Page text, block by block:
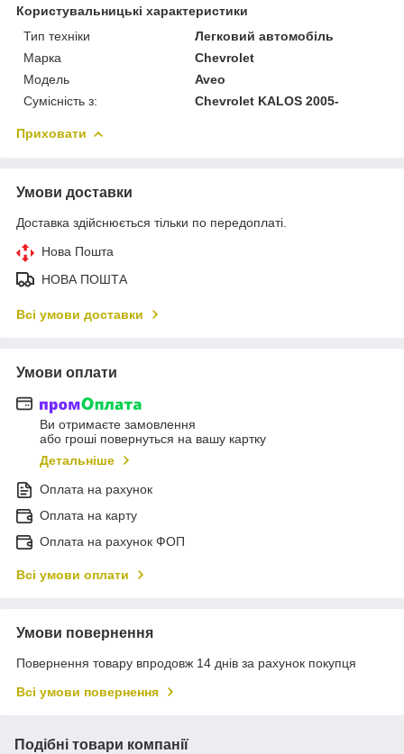
Користувальницькі характеристики
Тип техніки
Легковий автомобіль
Марка
Chevrolet
Модель
Aveo
Сумісність з:
Chevrolet KALOS 2005-
Приховати
Умови доставки
Доставка здійснюється тільки по передоплаті.
Нова Пошта
НОВА ПОШТА
Всі умови доставки
Умови оплати
Ви отримаєте замовлення
або гроші повернуться на вашу картку
Детальніше
Оплата на рахунок
Оплата на карту
Оплата на рахунок ФОП
Всі умови оплати
Умови повернення
Повернення товару впродовж 14 днів за рахунок покупця
Всі умови повернення
Подібні товари компанії